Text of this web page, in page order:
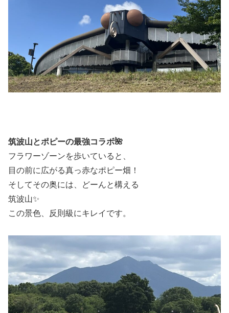
筑波山とポピーの最強コラボ🌺
フラワーゾーンを歩いていると、
目の前に広がる真っ赤なポピー畑！
そしてその奥には、どーんと構える
筑波山✨
この景色、反則級にキレイです。